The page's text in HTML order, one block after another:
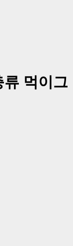
먹이그